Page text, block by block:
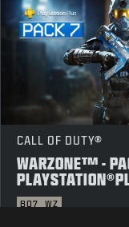
CALL OF DUTY®
WARZONE™ -
BO7 WZ